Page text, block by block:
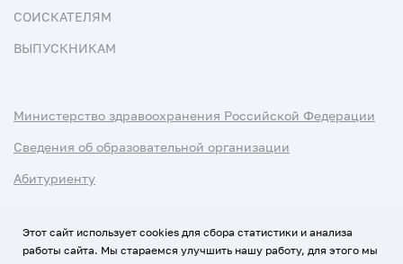
СОИСКАТЕЛЯМ
ВЫПУСКНИКАМ
Министерство здравоохранения Российской Федерации
Сведения об образовательной организации
Абитуриенту
Этот сайт использует cookies для сбора статистики и анализа
работы сайта. Мы стараемся улучшить нашу работу, для этого мы